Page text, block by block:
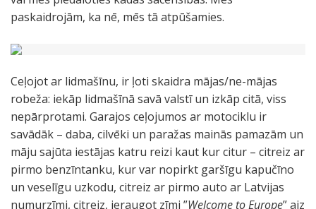
paskaidrojām, ka nē, mēs tā atpūšamies.
Ceļojot ar lidmašīnu, ir ļoti skaidra mājas/ne-mājas
robeža: iekāp lidmašīnā savā valstī un izkāp citā, viss
nepārprotami. Garajos ceļojumos ar motociklu ir
savādāk – daba, cilvēki un paražas mainās pamazām un
māju sajūta iestājas katru reizi kaut kur citur – citreiz ar
pirmo benzīntanku, kur var nopirkt garšīgu kapučīno
un veselīgu uzkodu, citreiz ar pirmo auto ar Latvijas
numurzīmi, citreiz, ieraugot zīmi ”Welcome to Europe” aiz